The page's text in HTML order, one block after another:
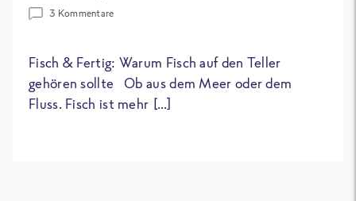
3 Kommentare
Fisch & Fertig: Warum Fisch auf den Teller
gehören sollte Ob aus dem Meer oder dem
Fluss. Fisch ist mehr […]